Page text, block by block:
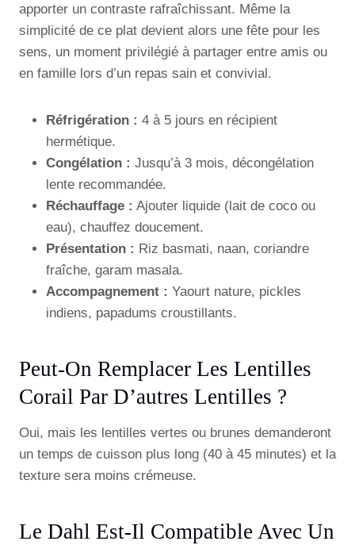
apporter un contraste rafraîchissant. Même la
simplicité de ce plat devient alors une fête pour les
sens, un moment privilégié à partager entre amis ou
en famille lors d’un repas sain et convivial.
Réfrigération : 4 à 5 jours en récipient
hermétique.
Congélation : Jusqu’à 3 mois, décongélation
lente recommandée.
Réchauffage : Ajouter liquide (lait de coco ou
eau), chauffez doucement.
Présentation : Riz basmati, naan, coriandre
fraîche, garam masala.
Accompagnement : Yaourt nature, pickles
indiens, papadums croustillants.
Peut-On Remplacer Les Lentilles
Corail Par D’autres Lentilles ?
Oui, mais les lentilles vertes ou brunes demanderont
un temps de cuisson plus long (40 à 45 minutes) et la
texture sera moins crémeuse.
Le Dahl Est-Il Compatible Avec Un